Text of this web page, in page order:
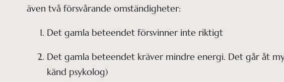
även två försvårande omständigheter:
Det gamla beteendet försvinner inte riktigt
Det gamla beteendet kräver mindre energi. Det går åt
känd psykolog)